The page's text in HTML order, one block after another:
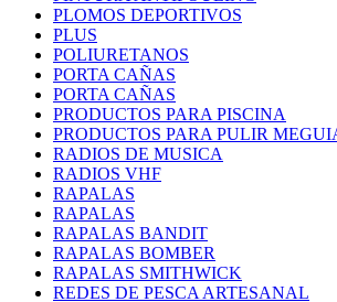
PLOMOS DEPORTIVOS
PLUS
POLIURETANOS
PORTA CAÑAS
PORTA CAÑAS
PRODUCTOS PARA PISCINA
PRODUCTOS PARA PULIR
RADIOS DE MUSICA
RADIOS VHF
RAPALAS
RAPALAS
RAPALAS BANDIT
RAPALAS BOMBER
RAPALAS SMITHWICK
REDES DE PESCA ARTESANAL